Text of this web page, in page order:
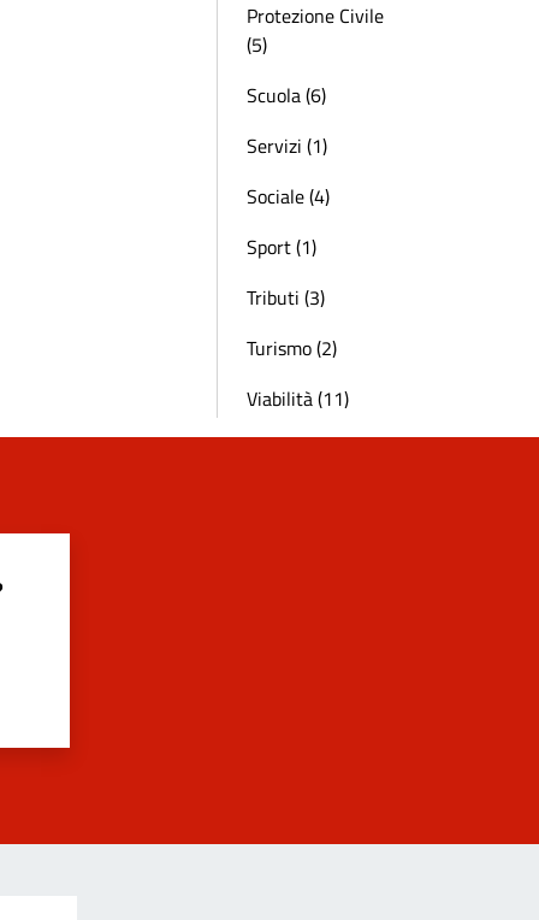
Protezione Civile
(5)
Scuola (6)
Servizi (1)
Sociale (4)
Sport (1)
Tributi (3)
Turismo (2)
Viabilità (11)